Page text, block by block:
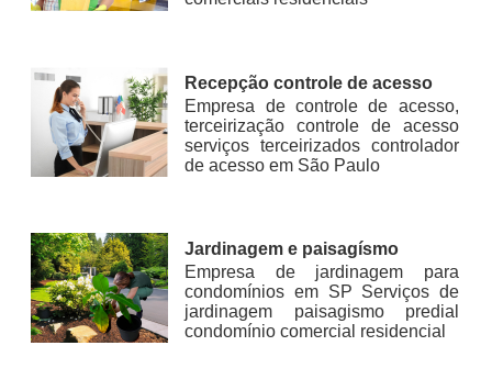
Recepção controle de acesso
Empresa de controle de acesso,
terceirização controle de acesso
serviços terceirizados controlador
de acesso em São Paulo
Jardinagem e paisagísmo
Empresa de jardinagem para
condomínios em SP Serviços de
jardinagem paisagismo predial
condomínio comercial residencial